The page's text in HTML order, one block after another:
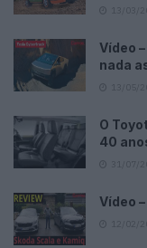
Vídeo
nada
O
40
Vídeo